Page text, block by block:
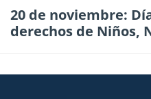
20 de noviembre:
derechos de Niños,